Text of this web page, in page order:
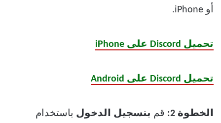
أو iPhone.
تحميل Discord على iPhone
تحميل Discord على Android
الخطوة 2: قم بتسجيل الدخول باستخدام